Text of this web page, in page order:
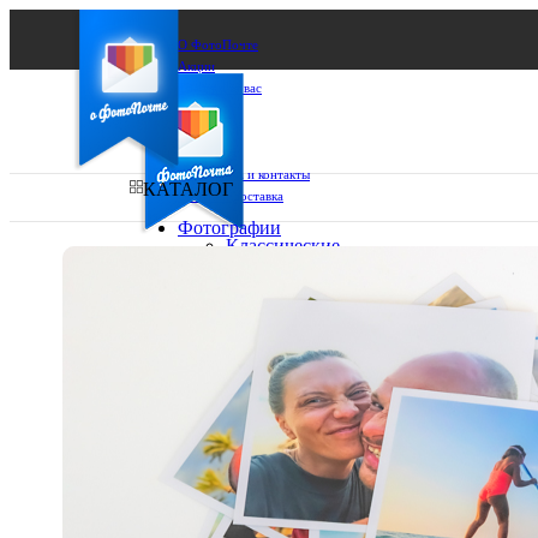
О ФотоПочте
Акции
Сделаем за вас
Бизнесу
FAQ
Франшиза
Поддержка и контакты
Оплата и доставка
Выберите из списка:
КАТАЛОГ
Фотографии
Классические
10х15
15х15
15х20
20х20
20х30
30х30
30х40
Фото
в